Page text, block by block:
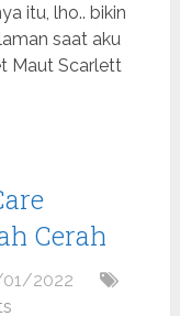
itu, lho.. bikin
saat aku
Maut Scarlett
Cerah
2022